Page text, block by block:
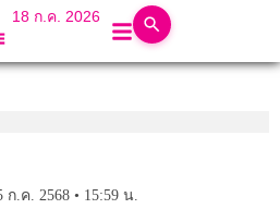
18 ก.ค. 2026
ก.ค. 2568 • 15:59 น.